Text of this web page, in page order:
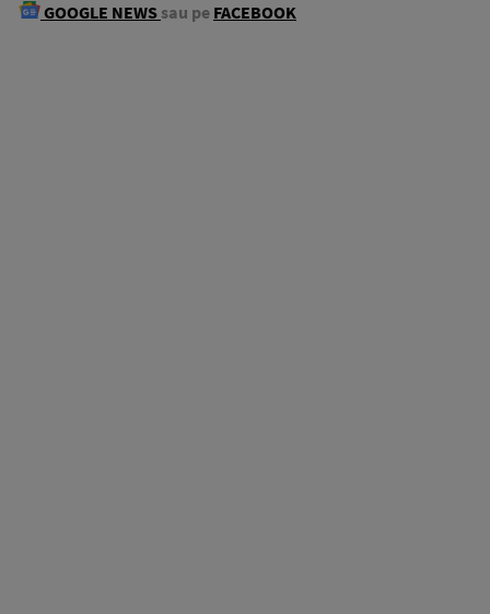
GOOGLE NEWS sau pe FACEBOOK